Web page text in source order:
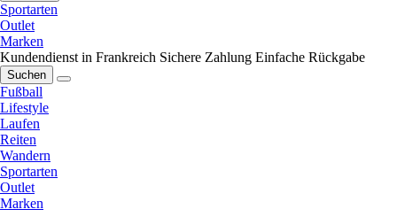
Sportarten
Outlet
Marken
Kundendienst in Frankreich Sichere Zahlung Einfache Rückgabe
Suchen
Fußball
Lifestyle
Laufen
Reiten
Wandern
Sportarten
Outlet
Marken